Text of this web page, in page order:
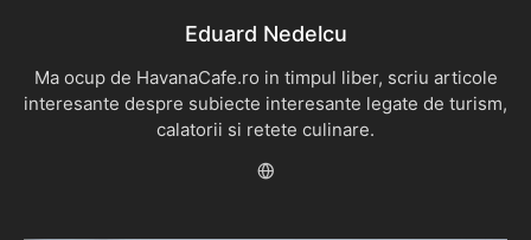
Eduard Nedelcu
Ma ocup de HavanaCafe.ro in timpul liber, scriu articole
interesante despre subiecte interesante legate de turism,
calatorii si retete culinare.